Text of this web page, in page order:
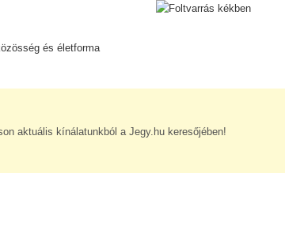
és életforma
aktuális kínálatunkból a Jegy.hu keresőjében!